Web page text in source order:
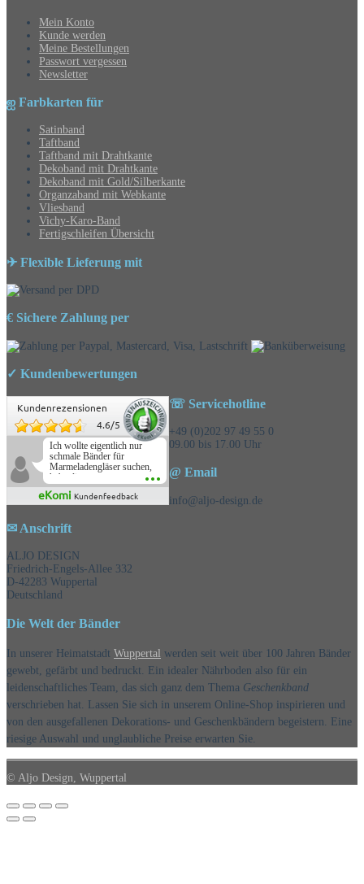
Mein Konto
Kunde werden
Meine Bestellungen
Passwort vergessen
Newsletter
ஐ Farbkarten für
Satinband
Taftband
Taftband mit Drahtkante
Dekoband mit Drahtkante
Dekoband mit Gold/Silberkante
Organzaband mit Webkante
Vliesband
Vichy-Karo-Band
Fertigschleifen Übersicht
✈ Flexible Lieferung mit
€ Sichere Zahlung per
✓ Kundenbewertungen
Kundenrezensionen
4.6/5
Ich wollte eigentlich nur
schmale Bänder für
Marmeladengläser suchen,
habe die
Überraschungsbänder
mitbestellt und war positiv
überrascht, schöne
eKomi Kundenfeedback
☏ Servicehotline
+49 (0)202 97 49 55 0
09.00 bis 17.00 Uhr
@ Email
info@aljo-design.de
✉ Anschrift
ALJO DESIGN
Friedrich-Engels-Allee 332
D-42283 Wuppertal
Deutschland
Die Welt der Bänder
In unserer Heimatstadt Wuppertal werden seit weit über 100 Jahren Bänder
gewebt, gefärbt und bedruckt. Ein idealer Nährboden also für ein
leidenschaftliches Team, das sich ganz dem Thema Geschenkband
verschrieben hat. Lassen Sie sich in unserem Online-Shop inspirieren und
von den ausgefallenen Dekorations- und Geschenkbändern begeistern. Eine
riesige Auswahl und unglaubliche Preise erwarten Sie.
© Aljo Design, Wuppertal